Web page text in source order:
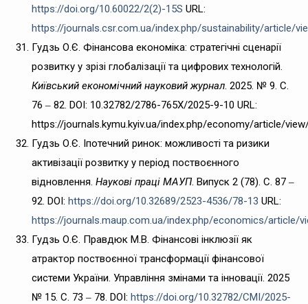
https://doi.org/10.60022/2(2)-15S URL:
https://journals.csr.com.ua/index.php/sustainability/article/
Гудзь О.Є. Фінансова економіка: стратегічні сценарії
розвитку у зрізі глобалізації та цифрових технологій.
Київський економічний науковий журнал . 2025. № 9. С.
76 ‒ 82. DOI: 10.32782/2786-765X/2025-9-10 URL:
https://journals.kymu.kyiv.ua/index.php/economy/article/
Гудзь О.Є. Іпотечний ринок: можливості та ризики
активізації розвитку у період поствоєнного
відновлення. Наукові праці МАУП. Випуск 2 (78). С. 87 ‒
92. DOI: https://doi.org/10.32689/2523-4536/78-13 URL:
https://journals.maup.com.ua/index.php/economics/article/
Гудзь О.Є. Правдюк М.В. Фінансові інклюзії як
атрактор поствоєнної трансформації фінансової
системи України. Управління змінами та інновації. 2025
№ 15. С. 73 ‒ 78. DOI: https://doi.org/10.32782/CMI/2025-